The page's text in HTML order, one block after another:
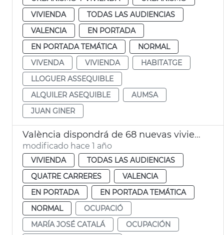
VIVIENDA
TODAS LAS AUDIENCIAS
VALENCIA
EN PORTADA
EN PORTADA TEMÁTICA
NORMAL
VIVENDA
VIVIENDA
HABITATGE
LLOGUER ASSEQUIBLE
ALQUILER ASEQUIBLE
AUMSA
JUAN GINER
València dispondrá de 68 nuevas viviendas de alquiler asequible este verano
modificado hace 1 año
VIVIENDA
TODAS LAS AUDIENCIAS
QUATRE CARRERES
VALENCIA
EN PORTADA
EN PORTADA TEMÁTICA
NORMAL
OCUPACIÓ
MARÍA JOSÉ CATALÁ
OCUPACIÓN